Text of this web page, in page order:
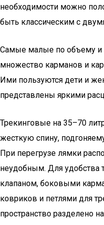
необходимости можно
быть классическим с
Самые малые по объему и
множество карманов и
Ими пользуются дети и
представлены яркими
Трекинговые на 35–70
жесткую спину,
При перегрузе лямки
неудобным. Для удобства
клапаном, боковыми
ковриков и петлями для
пространство разделено